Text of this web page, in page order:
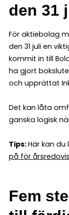
den 31
För aktiebolag
den 31 juli en
kommit in till
ha gjort
och upprättat
Det kan låta
ganska logisk
Tips:Här kan du
på för
Fem